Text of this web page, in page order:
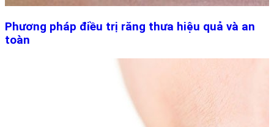
Phương pháp điều trị răng thưa hiệu quả và an
toàn